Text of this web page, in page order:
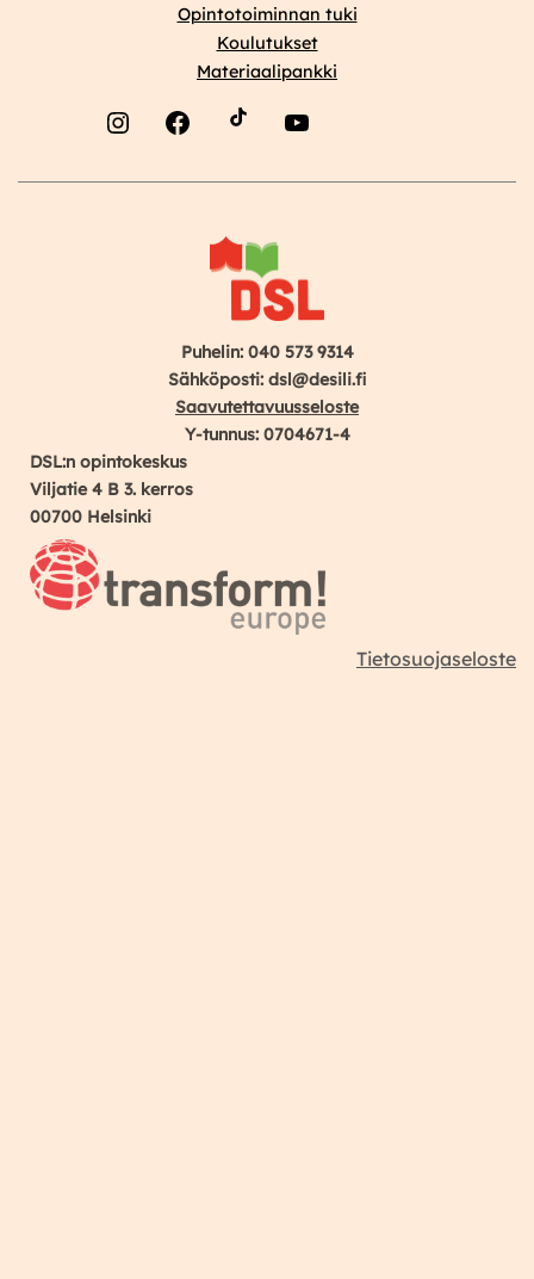
Opintotoiminnan tuki
Koulutukset
Materiaalipankki
Puhelin: 040 573 9314
Sähköposti: dsl@desili.fi
Saavutettavuusseloste
Y-tunnus: 0704671-4
DSL:n opintokeskus
Viljatie 4 B 3. kerros
00700 Helsinki
Tietosuojaseloste